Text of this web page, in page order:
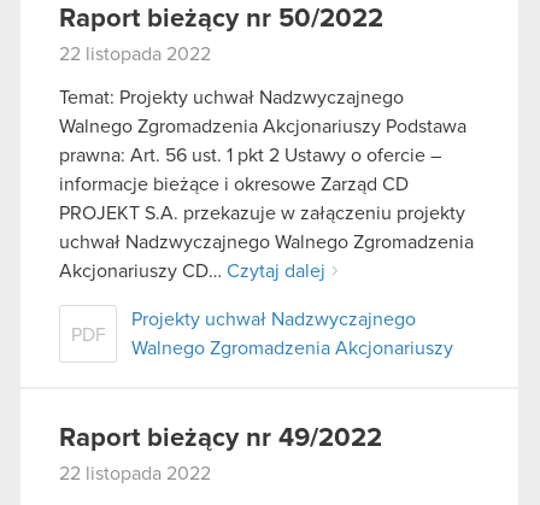
Raport bieżący nr 50/2022
22 listopada 2022
Temat: Projekty uchwał Nadzwyczajnego
Walnego Zgromadzenia Akcjonariuszy Podstawa
prawna: Art. 56 ust. 1 pkt 2 Ustawy o ofercie –
informacje bieżące i okresowe Zarząd CD
PROJEKT S.A. przekazuje w załączeniu projekty
uchwał Nadzwyczajnego Walnego Zgromadzenia
Akcjonariuszy CD… Czytaj dalej
PDF
Projekty uchwał Nadzwyczajnego
Walnego Zgromadzenia Akcjonariuszy
Raport bieżący nr 49/2022
22 listopada 2022